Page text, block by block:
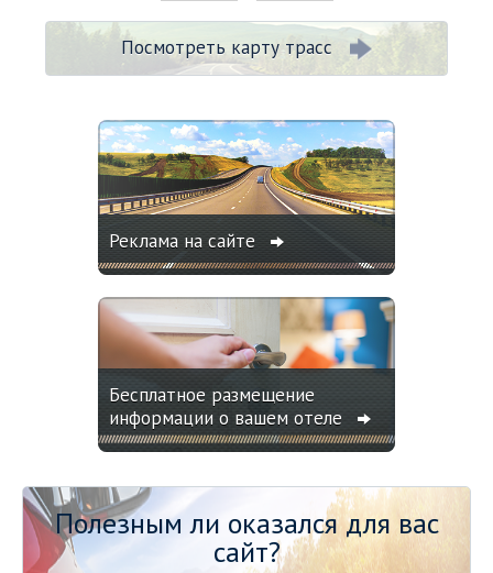
Посмотреть карту трасс
Реклама на сайте
Бесплатное размещение
информации о вашем отеле
Полезным ли оказался для вас
сайт?